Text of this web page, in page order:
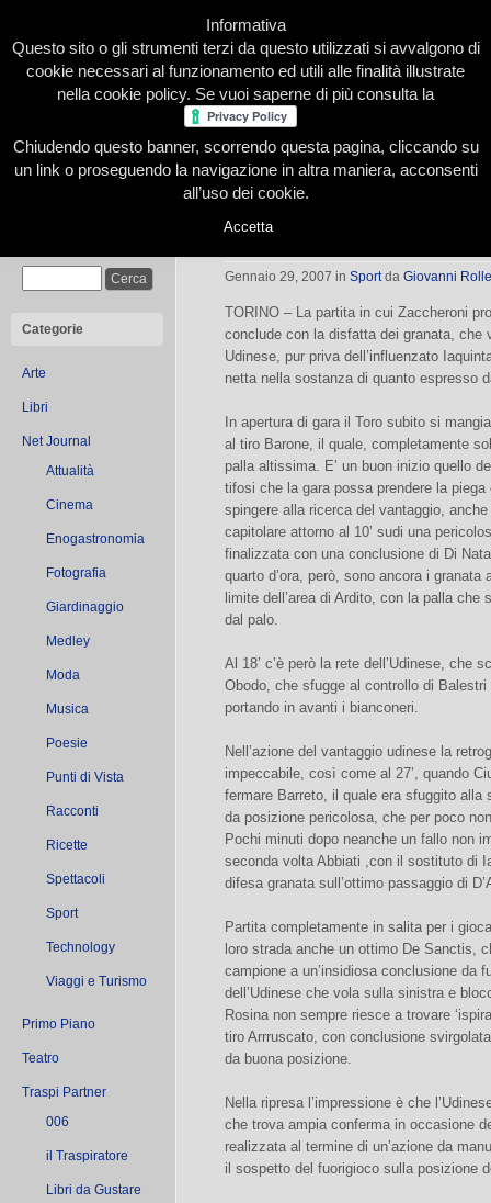
Home Presentazione Redazione Le nostre firme
Categorie
Arte
Libri
Net Journal
Attualità
Cinema
Enogastronomia
Fotografia
Giardinaggio
Medley
Moda
Musica
Poesie
Punti di Vista
Racconti
Ricette
Spettacoli
Sport
Technology
Viaggi e Turismo
Primo Piano
Teatro
Traspi Partner
006
il Traspiratore
Libri da Gustare
L’Udinese annienta il Toro
Gennaio 29, 2007 in Sportda Giovanni Rolle
TORINO – La partita in cui Zaccheroni
conclude con la disfatta dei granata, che
Udinese, pur priva dell’influenzato
netta nella sostanza di quanto espresso
In apertura di gara il Toro subito si
al tiro Barone, il quale, completamente
palla altissima. E’ un buon inizio quello
tifosi che la gara possa prendere la
spingere alla ricerca del vantaggio,
capitolare attorno al 10’ sudi una
finalizzata con una conclusione di Di
quarto d’ora, però, sono ancora i
limite dell’area di Ardito, con la palla
dal palo.
Al 18’ c’è però la rete dell’Udinese, che
Obodo, che sfugge al controllo di
portando in avanti i bianconeri.
Nell’azione del vantaggio udinese la
impeccabile, così come al 27’, quando
fermare Barreto, il quale era sfuggito alla
da posizione pericolosa, che per poco
Pochi minuti dopo neanche un fallo non
seconda volta Abbiati ,con il sostituto di
difesa granata sull’ottimo passaggio di
Partita completamente in salita per i
loro strada anche un ottimo De Sanctis,
campione a un’insidiosa conclusione da
dell’Udinese che vola sulla sinistra e
Rosina non sempre riesce a trovare
tiro Arrruscato, con conclusione
da buona posizione.
Nella ripresa l’impressione è che
che trova ampia conferma in occasione
realizzata al termine di un’azione da
il sospetto del fuorigioco sulla posizione
Informativa
Questo sito o gli strumenti terzi da questo utilizzati si avvalgono di
cookie necessari al funzionamento ed utili alle finalità illustrate
nella cookie policy. Se vuoi saperne di più consulta la
Chiudendo questo banner, scorrendo questa pagina, cliccando su
un link o proseguendo la navigazione in altra maniera, acconsenti
all’uso dei cookie.
Accetta